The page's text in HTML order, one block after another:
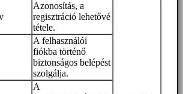
Azonosítás, a
regisztráció lehetővé
tétele.
A felhasználói
fiókba történő
biztonságos belépést
szolgálja.
A